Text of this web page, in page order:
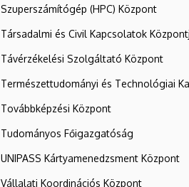
Szuperszámítógép (HPC) Központ
Társadalmi és Civil Kapcsolatok
Távérzékelési Szolgáltató Központ
Természettudományi és Technológiai
Továbbképzési Központ
Tudományos Főigazgatóság
UNIPASS Kártyamenedzsment Központ
Vállalati Koordinációs Központ